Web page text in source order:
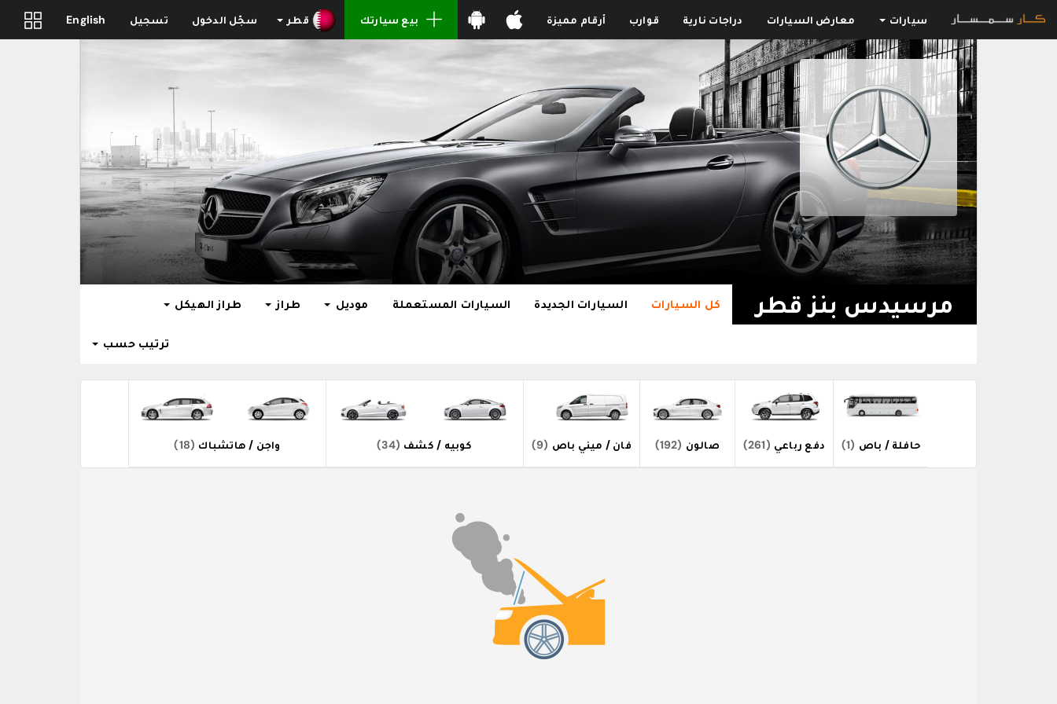
سيارات معارض السيارات دراجات نارية قوارب أرقام مميزة بيع سيارتك قطر سجّل الدخول تسجيل English
مرسيدس بنز قطر كل السيارات السيارات الجديدة السيارات المستعملة موديل طراز طراز الهيكل
ترتيب حسب
حافلة / باص (1) دفع رباعي (261) صالون (192) فان / ميني باص (9) كوبيه / كشف (34) واجن / هاتشباك (18)